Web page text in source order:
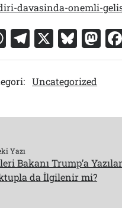
davasinda-onemli-
W
h
at
s
A
p
T
el
e
gr
a
X Bl
u
e
s
k
M
a
d
Uncategorized
Yazı
Bakanı Trump’a
da İlgilenir mi?